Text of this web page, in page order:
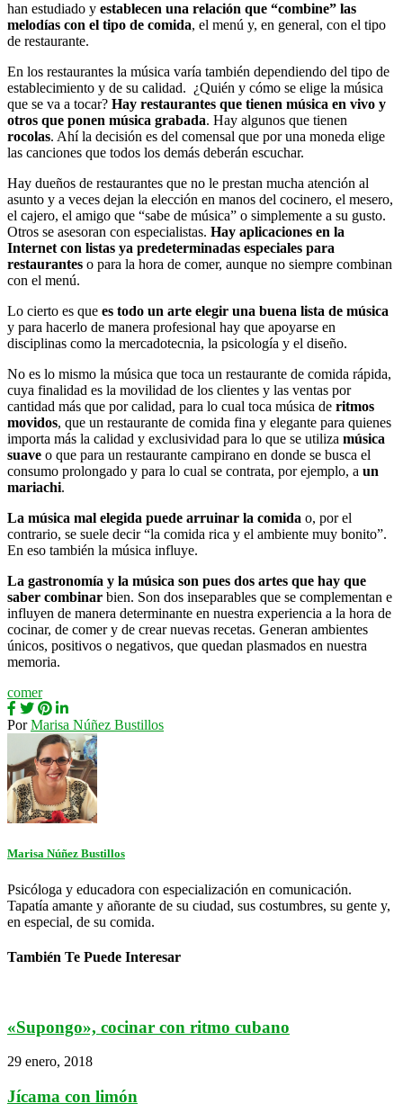
han estudiado y establecen una relación que “combine” las
melodías con el tipo de comida, el menú y, en general, con el tipo
de restaurante.
En los restaurantes la música varía también dependiendo del tipo de
establecimiento y de su calidad. ¿Quién y cómo se elige la música
que se va a tocar? Hay restaurantes que tienen música en vivo y
otros que ponen música grabada. Hay algunos que tienen
rocolas. Ahí la decisión es del comensal que por una moneda elige
las canciones que todos los demás deberán escuchar.
Hay dueños de restaurantes que no le prestan mucha atención al
asunto y a veces dejan la elección en manos del cocinero, el mesero,
el cajero, el amigo que “sabe de música” o simplemente a su gusto.
Otros se asesoran con especialistas. Hay aplicaciones en la
Internet con listas ya predeterminadas especiales para
restaurantes o para la hora de comer, aunque no siempre combinan
con el menú.
Lo cierto es que es todo un arte elegir una buena lista de música
y para hacerlo de manera profesional hay que apoyarse en
disciplinas como la mercadotecnia, la psicología y el diseño.
No es lo mismo la música que toca un restaurante de comida rápida,
cuya finalidad es la movilidad de los clientes y las ventas por
cantidad más que por calidad, para lo cual toca música de ritmos
movidos, que un restaurante de comida fina y elegante para quienes
importa más la calidad y exclusividad para lo que se utiliza música
suave o que para un restaurante campirano en donde se busca el
consumo prolongado y para lo cual se contrata, por ejemplo, a un
mariachi.
La música mal elegida puede arruinar la comida o, por el
contrario, se suele decir “la comida rica y el ambiente muy bonito”.
En eso también la música influye.
La gastronomía y la música son pues dos artes que hay que
saber combinar bien. Son dos inseparables que se complementan e
influyen de manera determinante en nuestra experiencia a la hora de
cocinar, de comer y de crear nuevas recetas. Generan ambientes
únicos, positivos o negativos, que quedan plasmados en nuestra
memoria.
comer
Por Marisa Núñez Bustillos
Marisa Núñez Bustillos
Psicóloga y educadora con especialización en comunicación.
Tapatía amante y añorante de su ciudad, sus costumbres, su gente y,
en especial, de su comida.
También Te Puede Interesar
«Supongo», cocinar con ritmo cubano
29 enero, 2018
Jícama con limón